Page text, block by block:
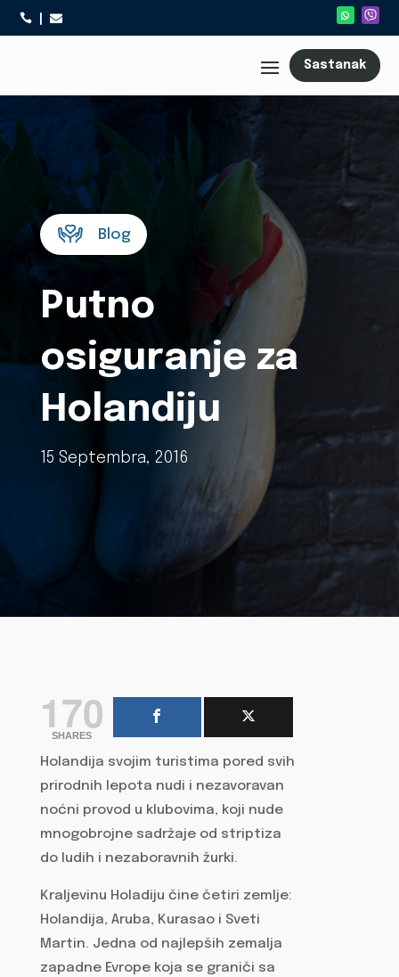
 
Sastanak
Blog
Putno
osiguranje za
Holandiju
15 Septembra, 2016
170
SHARES
Holandija svojim turistima pored svih
prirodnih lepota nudi i nezavoravan
noćni provod u klubovima, koji nude
mnogobrojne sadržaje od striptiza
do ludih i nezaboravnih žurki.
Kraljevinu Holadiju čine četiri zemlje:
Holandija, Aruba, Kurasao i Sveti
Martin. Jedna od najlepših zemalja
zapadne Evrope koja se graniči sa